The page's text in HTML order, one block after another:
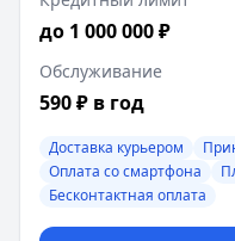
до 1 000 000 ₽
Обслуживание
590 ₽ в год
Доставка курьером
Оплата со смартфона
Бесконтактная оплата